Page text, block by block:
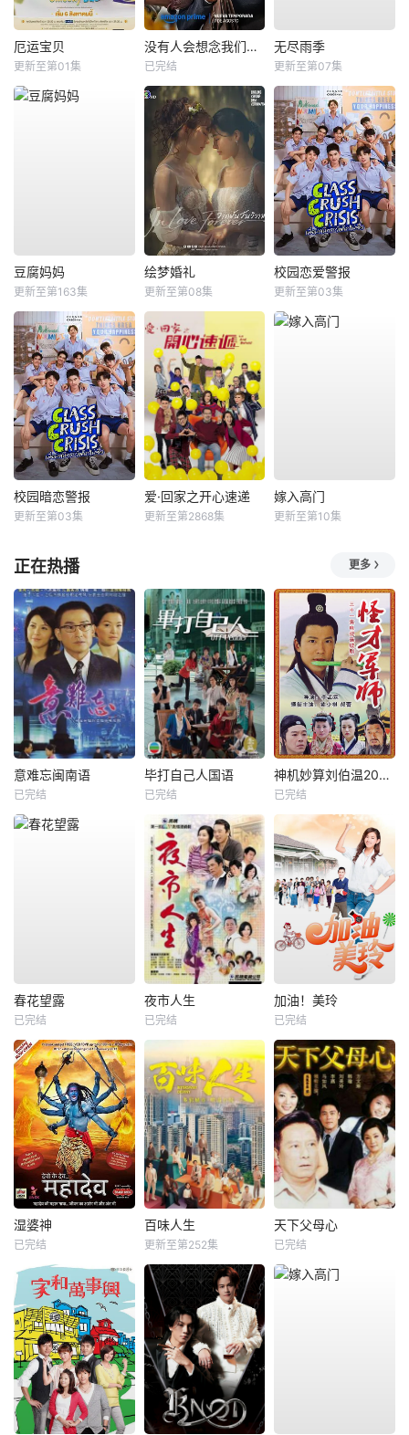
厄运宝贝
更新至第01集
没有人会想念我们第二季
已完结
无尽雨季
更新至第07集
豆腐妈妈
更新至第163集
绘梦婚礼
更新至第08集
校园恋爱警报
更新至第03集
校园暗恋警报
更新至第03集
爱·回家之开心速递
更新至第2868集
嫁入高门
更新至第10集
正在热播 更多
意难忘闽南语
已完结
毕打自己人国语
已完结
神机妙算刘伯温2006
已完结
春花望露
已完结
夜市人生
已完结
加油！美玲
已完结
湿婆神
已完结
百味人生
更新至第252集
天下父母心
已完结